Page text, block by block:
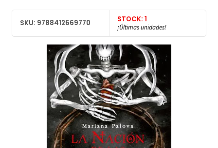
SKU: 9788412669770 STOCK: 1
¡Últimas unidades!